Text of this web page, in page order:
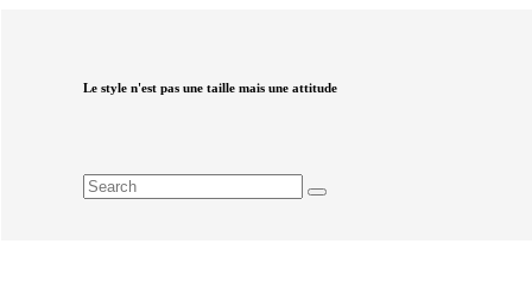
Le style n'est pas une taille mais une attitude